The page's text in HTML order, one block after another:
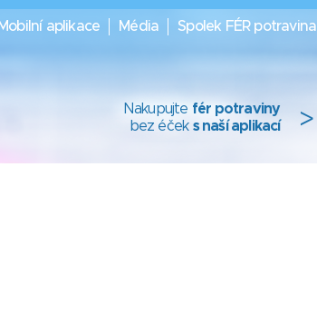
Mobilní aplikace Média Spolek FÉR potravina
Nakupujte fér potraviny
bez éček s naší aplikací >